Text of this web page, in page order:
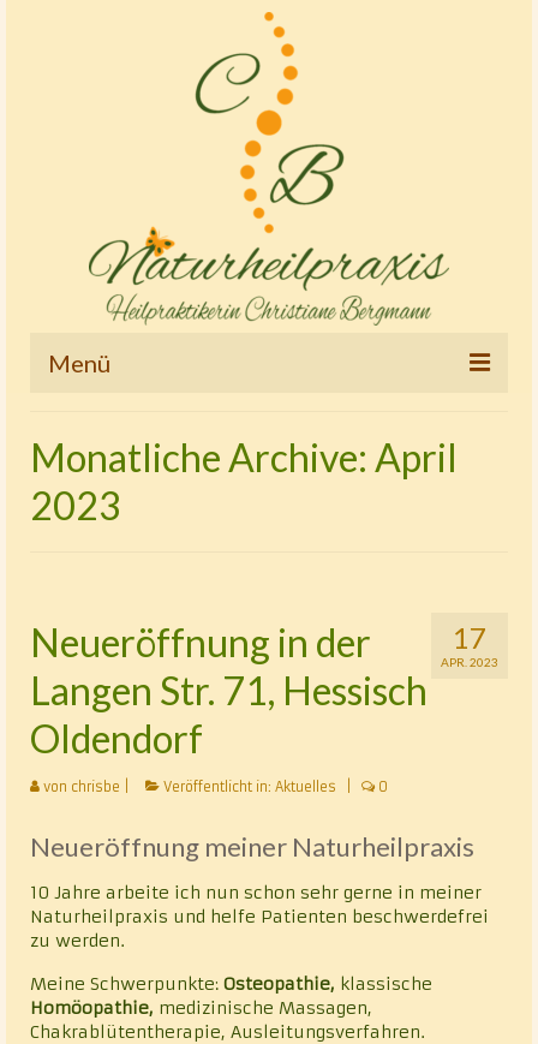
Menü
Therapien und Tätigkeitsschwerpunkte
Osteopathie – Kinderostheopathie
Cranio – Sacrale – Osteopathie
Rhythmisch-energetische Wirbelsäulen- und
Gelenkbehandlung nach Luck (REGB)
Chakrablütenessenzentherapie
Alternative Heilmethoden
Vita
Kontakt
Datenschutz
Monatliche Archive: April
2023
17
APR. 2023
Neueröffnung in der
Langen Str. 71, Hessisch
Oldendorf
von chrisbe Veröffentlicht in: Aktuelles 0
Neueröffnung meiner Naturheilpraxis
10 Jahre arbeite ich nun schon sehr gerne in meiner
Naturheilpraxis und helfe Patienten beschwerdefrei
zu werden.
Meine Schwerpunkte: Osteopathie, klassische
Homöopathie, medizinische Massagen,
Chakrablütentherapie, Ausleitungsverfahren.